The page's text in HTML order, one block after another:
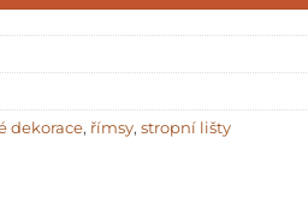
dekorace, římsy, stropní lišty